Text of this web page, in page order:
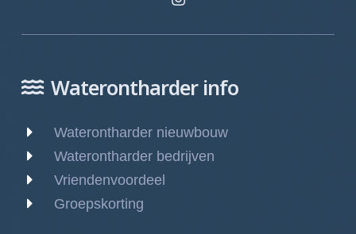
Waterontharder info
Waterontharder nieuwbouw
Waterontharder bedrijven
Vriendenvoordeel
Groepskorting